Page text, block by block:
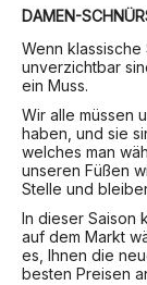
DAMEN-
Wenn
unverzichtbar
ein Muss.
Wir alle müssen
haben, und sie
welches man
unseren Füßen
Stelle und
In dieser Saison
auf dem Markt
es, Ihnen die
besten Preisen